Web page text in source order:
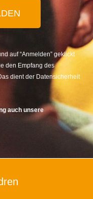
auf “Anmelden” geklickt
den Empfang des
dient der Datensicherheit
auch unsere